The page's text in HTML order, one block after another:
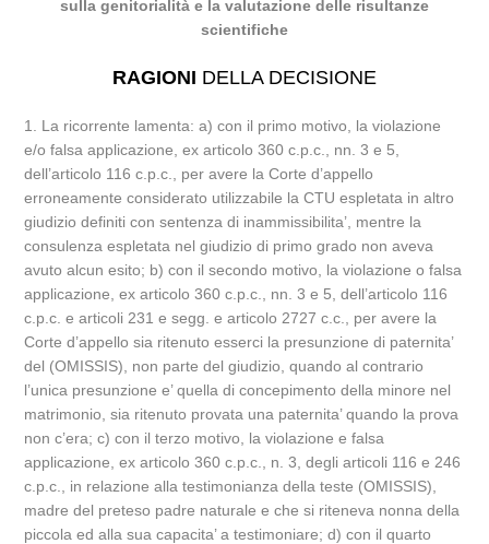
sulla genitorialità e la valutazione delle risultanze
scientifiche
RAGIONI DELLA DECISIONE
1. La ricorrente lamenta: a) con il primo motivo, la violazione
e/o falsa applicazione, ex articolo 360 c.p.c., nn. 3 e 5,
dell’articolo 116 c.p.c., per avere la Corte d’appello
erroneamente considerato utilizzabile la CTU espletata in altro
giudizio definiti con sentenza di inammissibilita’, mentre la
consulenza espletata nel giudizio di primo grado non aveva
avuto alcun esito; b) con il secondo motivo, la violazione o falsa
applicazione, ex articolo 360 c.p.c., nn. 3 e 5, dell’articolo 116
c.p.c. e articoli 231 e segg. e articolo 2727 c.c., per avere la
Corte d’appello sia ritenuto esserci la presunzione di paternita’
del (OMISSIS), non parte del giudizio, quando al contrario
l’unica presunzione e’ quella di concepimento della minore nel
matrimonio, sia ritenuto provata una paternita’ quando la prova
non c’era; c) con il terzo motivo, la violazione e falsa
applicazione, ex articolo 360 c.p.c., n. 3, degli articoli 116 e 246
c.p.c., in relazione alla testimonianza della teste (OMISSIS),
madre del preteso padre naturale e che si riteneva nonna della
piccola ed alla sua capacita’ a testimoniare; d) con il quarto